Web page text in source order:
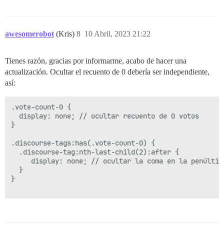
awesomerobot (Kris) 10 Abril, 2023 21:22
8
Tienes razón, gracias por informarme, acabo de hacer una
actualización. Ocultar el recuento de 0 debería ser independiente,
así:
.vote-count-0 {
  display: none; // ocultar recuento de 0 votos
}
.discourse-tags:has(.vote-count-0) {
  .discourse-tag:nth-last-child(2):after {
display: none; // ocultar la coma en la
  }
}